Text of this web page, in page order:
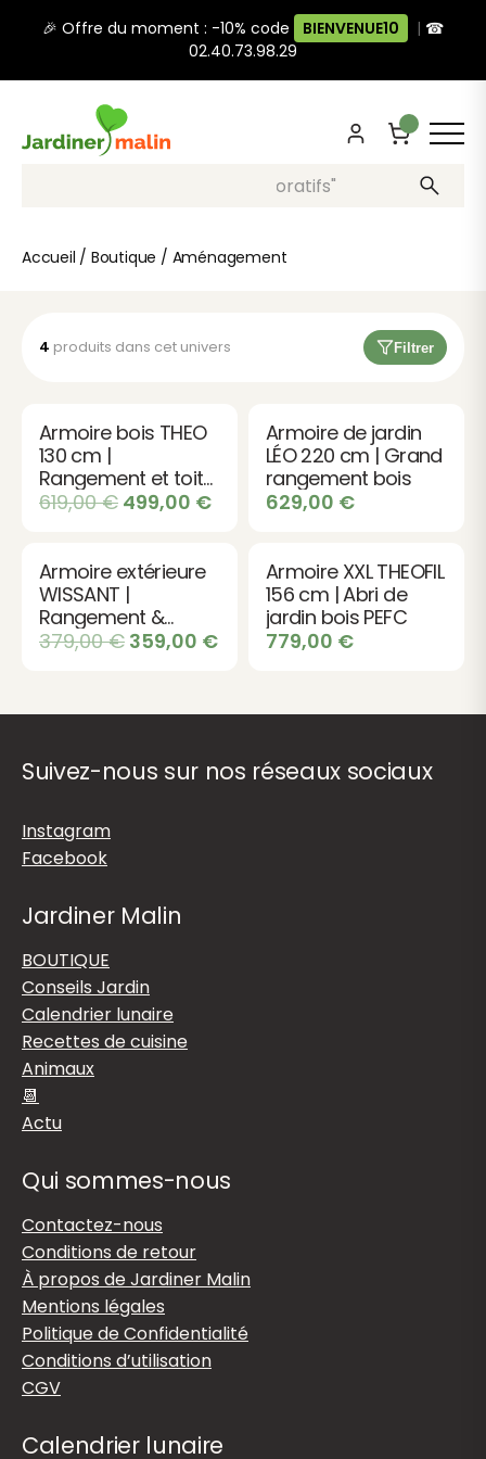
🎉 Offre du moment : -10% code BIENVENUE10 | ☎
02.40.73.98.29
Recherche, ex: "pots décoratifs"
Accueil / Boutique / Aménagement
Aménagement
4 produits dans cet univers Filtrer
Armoire bois THEO
130 cm |
Rangement et toit
plat design
619,00€ 499,00 €
Armoire de jardin
LÉO 220 cm | Grand
rangement bois
629,00 €
Armoire extérieure
WISSANT |
Rangement &
cabane bois
379,00€ 359,00 €
Armoire XXL THEOFIL
156 cm | Abri de
jardin bois PEFC
779,00 €
Suivez-nous sur nos réseaux sociaux
Instagram
Facebook
Jardiner Malin
BOUTIQUE
Conseils Jardin
Calendrier lunaire
Recettes de cuisine
Animaux
📆
Actu
Qui sommes-nous
Contactez-nous
Conditions de retour
À propos de Jardiner Malin
Mentions légales
Politique de Confidentialité
Conditions d’utilisation
CGV
Calendrier lunaire